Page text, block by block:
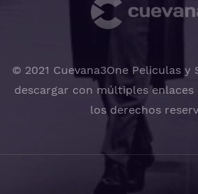
© 2021 Cuevana3One Peliculas y
descargar con múltiples enlaces
los derechos